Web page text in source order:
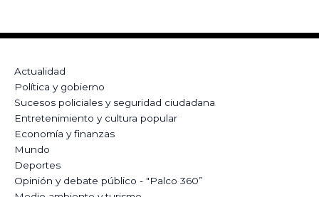
Actualidad
Política y gobierno
Sucesos policiales y seguridad ciudadana
Entretenimiento y cultura popular
Economía y finanzas
Mundo
Deportes
Opinión y debate público - "Palco 360”